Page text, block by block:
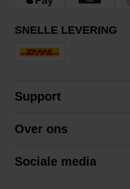
SNELLE LEVERING
Support
Algemene voorwaarden
Over ons
Sociale media